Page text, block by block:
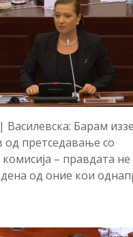
Василевска: Барам
од претседавање со
– правдата не
од оние кои